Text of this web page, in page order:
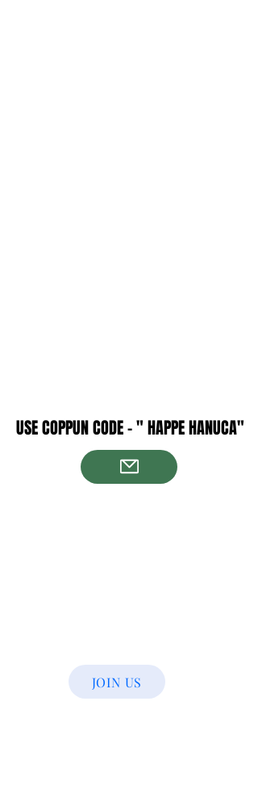
USE COPPUN CODE - " HAPPE HANUCA"
USE COPPUN CODE - " HAPPE HANUCA"
JOIN US